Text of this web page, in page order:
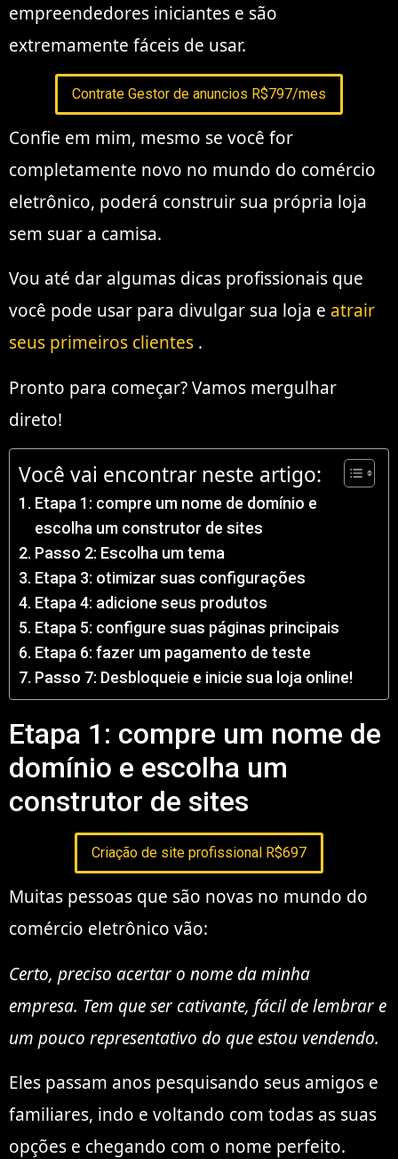
empreendedores iniciantes e são
extremamente fáceis de usar.
Contrate Gestor de anuncios R$797/mes
Confie em mim, mesmo se você for
completamente novo no mundo do comércio
eletrônico, poderá construir sua própria loja
sem suar a camisa.
Vou até dar algumas dicas profissionais que
você pode usar para divulgar sua loja e atrair
seus primeiros clientes .
Pronto para começar? Vamos mergulhar
direto!
Você vai encontrar neste artigo:
Etapa 1: compre um nome de domínio e
escolha um construtor de sites
Passo 2: Escolha um tema
Etapa 3: otimizar suas configurações
Etapa 4: adicione seus produtos
Etapa 5: configure suas páginas principais
Etapa 6: fazer um pagamento de teste
Passo 7: Desbloqueie e inicie sua loja online!
Etapa 1: compre um nome de
domínio e escolha um
construtor de sites
Criação de site profissional R$697
Muitas pessoas que são novas no mundo do
comércio eletrônico vão:
Certo, preciso acertar o nome da minha
empresa. Tem que ser cativante, fácil de lembrar e
um pouco representativo do que estou vendendo.
Eles passam anos pesquisando seus amigos e
familiares, indo e voltando com todas as suas
opções e chegando com o nome perfeito.